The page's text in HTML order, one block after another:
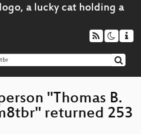
"Thomas B.
returned 253